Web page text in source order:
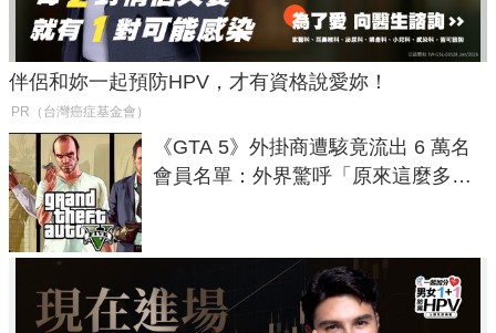
伴侶和妳一起預防HPV，才有資格說愛妳！
PR（台灣癌症基金會）
《GTA 5》外掛商遭駭竟流出 6 萬名
會員名單：外界驚呼「原來這麼多人